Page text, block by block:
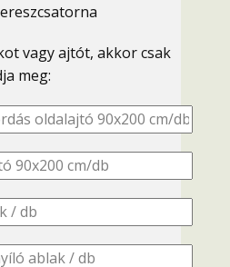
vagy ajtót, akkor csak
meg: